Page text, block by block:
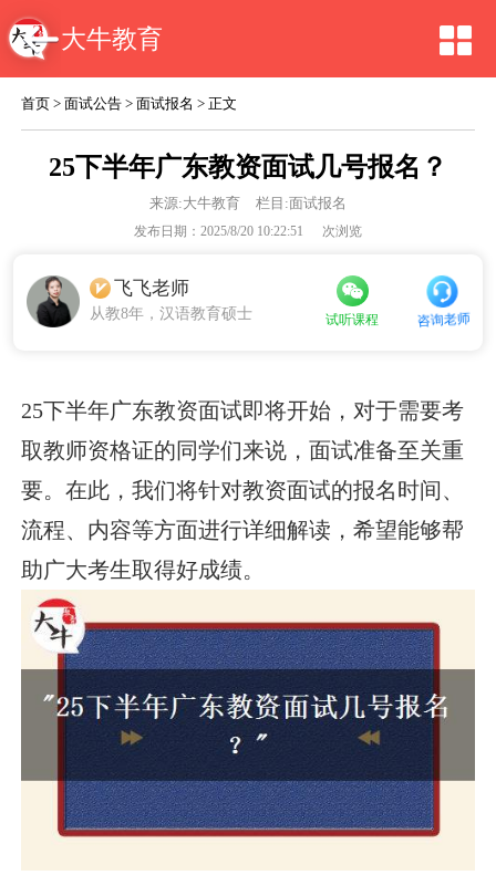
大牛教育
首页 >面试公告 >面试报名 > 正文
25下半年广东教资面试几号报名？
来源:大牛教育 栏目:面试报名
发布日期：2025/8/20 10:22:51 次浏览
飞飞老师
从教8年，汉语教育硕士 试听课程 咨询老师
25下半年广东教资面试即将开始，对于需要考
取教师资格证的同学们来说，面试准备至关重
要。在此，我们将针对教资面试的报名时间、
流程、内容等方面进行详细解读，希望能够帮
助广大考生取得好成绩。